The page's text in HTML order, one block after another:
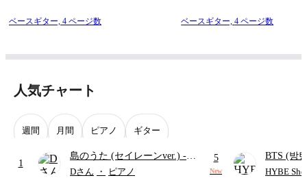
譜しています。
맥시멈 더 호르몬(Maximum the Hormone)의 앨범 「ロッキンポ
～」 베이스 악보입니다.
각 섹션의 시작 부분에 가사를 표기하여 연주 위치를 쉽게 확인
ベースギター, 4 ページ数 ベースギター,4 ページ数
人気チャート
週間 月間 ピアノ ギター
1
島のうた (セイレーンver.) -
セイレーン(CV.鈴木みのり)
Dさん ・ ピアノ
5
New
BTS (방
HYBE